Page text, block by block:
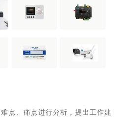
点、痛点进行分析，提出工作建